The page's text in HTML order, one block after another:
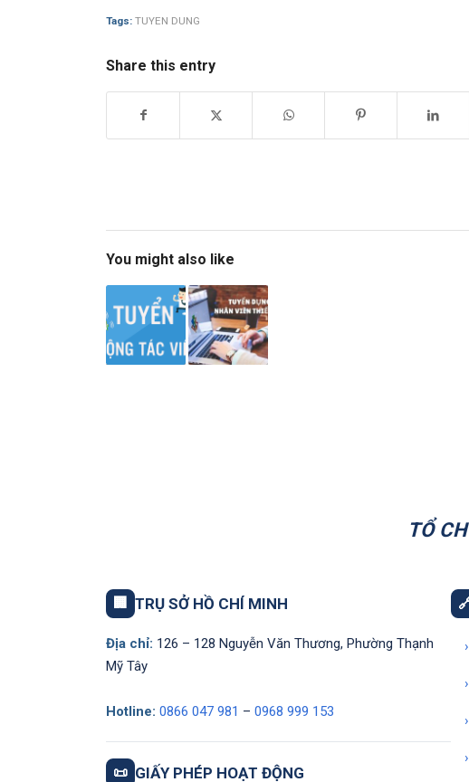
Tags: TUYEN DUNG
Share this entry
You might also like
TỔ
🏢 TRỤ SỞ HỒ CHÍ MINH
Địa chỉ: 126 – 128 Nguyễn Văn Thương, Phường Thạnh
Mỹ Tây
Hotline: 0866 047 981 –0968 999 153
📜 GIẤY PHÉP HOẠT ĐỘNG
›
›
›
›